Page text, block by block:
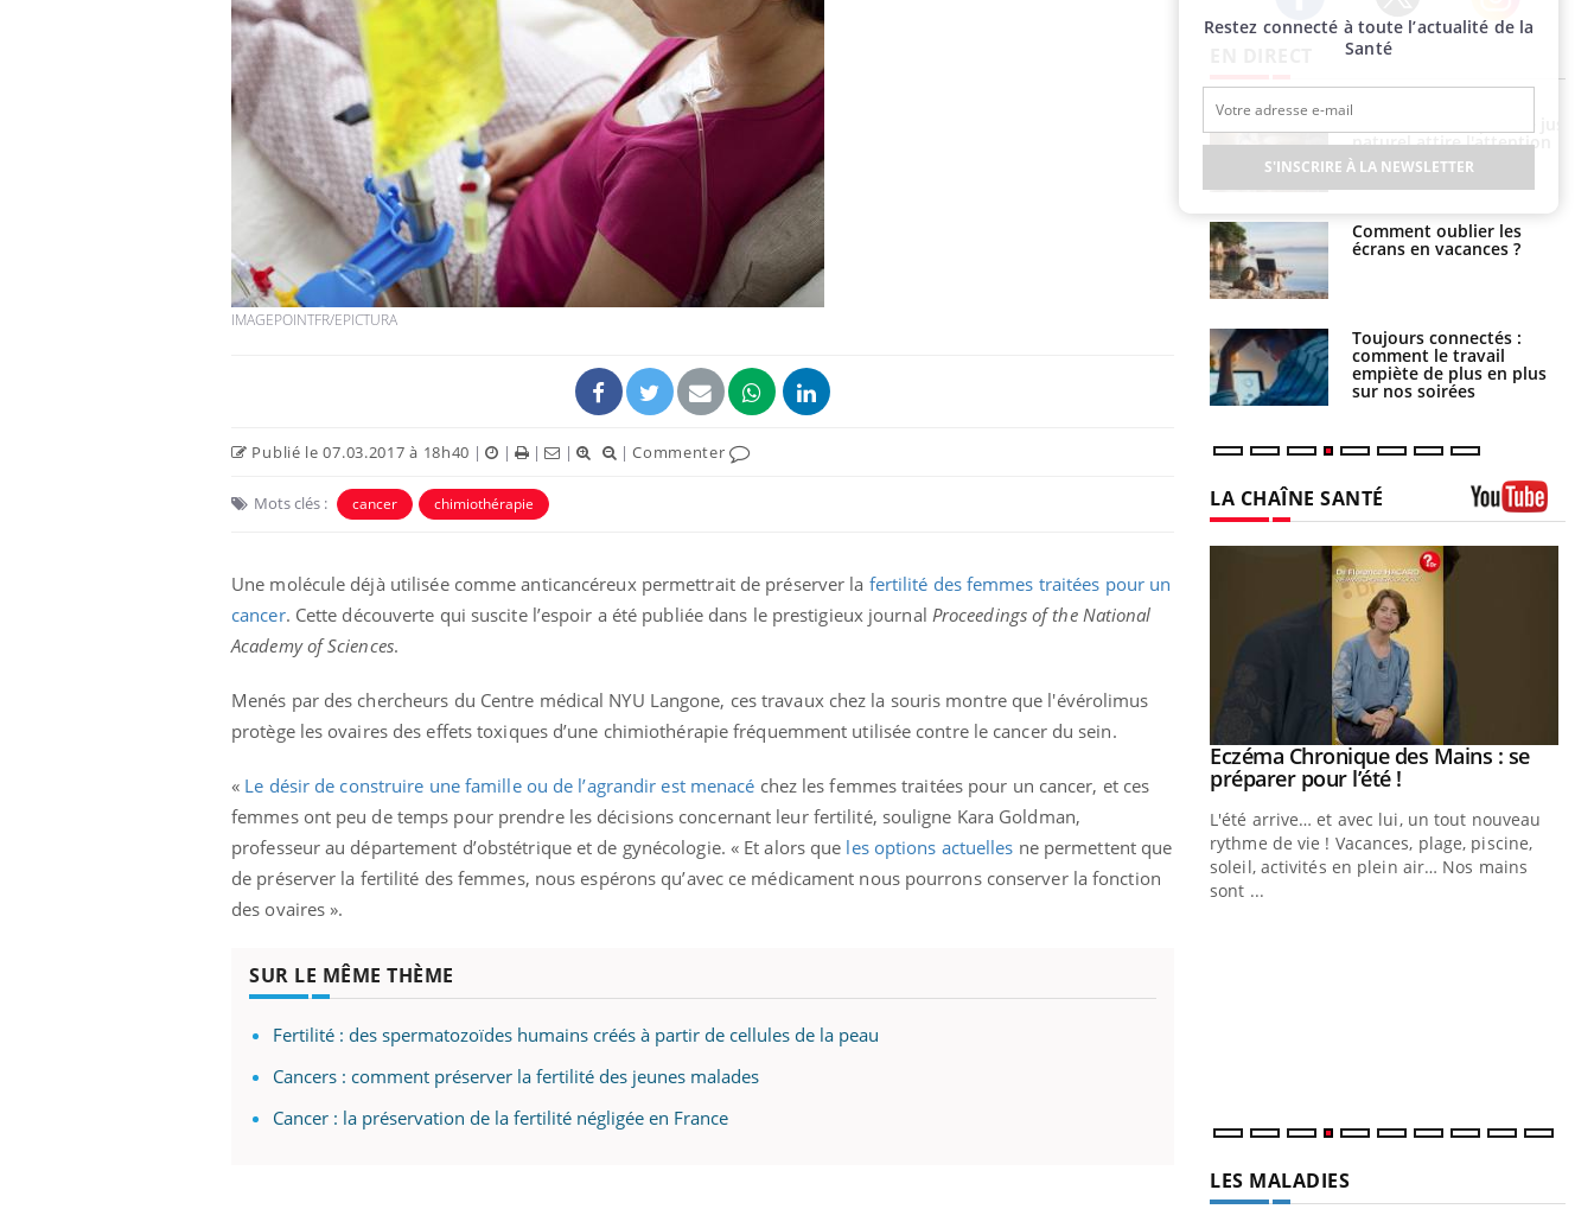
IMAGEPOINTFR/EPICTURA
Publié le 07.03.2017 à 18h40 | | | | |Commenter
Mots clés : cancer chimiothérapie
Une molécule déjà utilisée comme anticancéreux permettrait de préserver la fertilité des femmes traitées pour un
cancer. Cette découverte qui suscite l’espoir a été publiée dans le prestigieux journal Proceedings of the National
Academy of Sciences.
Menés par des chercheurs du Centre médical NYU Langone, ces travaux chez la souris montre que l'évérolimus
protège les ovaires des effets toxiques d’une chimiothérapie fréquemment utilisée contre le cancer du sein.
« Le désir de construire une famille ou de l’agrandir est menacé chez les femmes traitées pour un cancer, et ces
femmes ont peu de temps pour prendre les décisions concernant leur fertilité, souligne Kara Goldman,
professeur au département d’obstétrique et de gynécologie. « Et alors que les options actuelles ne permettent que
de préserver la fertilité des femmes, nous espérons qu’avec ce médicament nous pourrons conserver la fonction
des ovaires ».
SUR LE MÊME THÈME
Fertilité : des spermatozoïdes humains créés à partir de cellules de la peau
Cancers : comment préserver la fertilité des jeunes malades
Cancer : la préservation de la fertilité négligée en France
Facebook Twitter Instagram
Et si les caries pouvaient
bientôt disparaître sans
plombage ?
Éclipse solaire du 12 août
: “Des verres adaptés,
c'est indispensable pour
la santé des yeux”
Mon enfant est-il trop
sensible ou simplement
très empathique ?
Bébés, jeunes enfants :
quelle trousse à
pharmacie pour les
vacances ?
exercices physiques ?
naturel attire l'attention
des chercheurs
Comment oublier les
écrans en vacances ?
Toujours connectés :
comment le travail
empiète de plus en plus
sur nos soirées
LA CHAÎNE SANTÉ
expliquer ma maladieYoutube
Il y a des sujets qui sont faciles à aborder...
d'autres non ! D'un côté, poser des
questions sur la maladie d'un proche c'est
prévenirYoutube
Fatigue, irritabilité, brouillard mental ou
même alopécie… Les symptômes de la
carence en fer sont multiples ce qui la rend
...
osait en parler?? Youtube
En 2026, l'insuline dans le diabète de type 2
reste entourée d'idées reçues chez les
patients comme parfois chez les soignants.
Youtube
Eczéma Chronique des Mains : se
préparer pour l’été !Youtube
L'été arrive… et avec lui, un tout nouveau
rythme de vie ! Vacances, plage, piscine,
soleil, activités en plein air… Nos mains
sont ...
LES MALADIES
Restez connecté à toute l’actualité de la
Santé
S'INSCRIRE À LA NEWSLETTER